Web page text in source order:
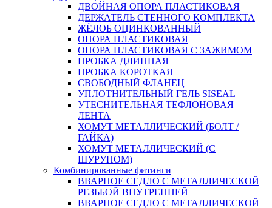
ДВОЙНАЯ ОПОРА ПЛАСТИКОВАЯ
ДЕРЖАТЕЛЬ СТЕННОГО КОМПЛЕКТА
ЖЁЛОБ ОЦИНКОВАННЫЙ
ОПОРА ПЛАСТИКОВАЯ
ОПОРА ПЛАСТИКОВАЯ С ЗАЖИМОМ
ПРОБКА ДЛИННАЯ
ПРОБКА КОРОТКАЯ
СВОБОДНЫЙ ФЛАНЕЦ
УПЛОТНИТЕЛЬНЫЙ ГЕЛЬ SISEAL
УТЕСНИТЕЛЬНАЯ ТЕФЛОНОВАЯ
ЛЕНТА
ХОМУТ МЕТАЛЛИЧЕСКИЙ (БОЛТ /
ГАЙКА)
ХОМУТ МЕТАЛЛИЧЕСКИЙ (С
ШУРУПОМ)
Комбинированные фитинги
ВВАРНОЕ СЕДЛО С МЕТАЛЛИЧЕСКОЙ
РЕЗЬБОЙ ВНУТРЕННЕЙ
ВВАРНОЕ СЕДЛО С МЕТАЛЛИЧЕСКОЙ